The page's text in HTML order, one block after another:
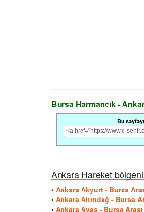
Bursa Harmancık -
Bu
Ankara Hareket
• Ankara Akyurt - Bursa
• Ankara Altındağ - Bursa
• Ankara Ayaş - Bursa